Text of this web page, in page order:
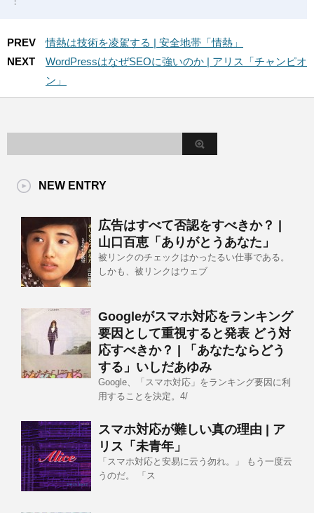
PREV
情熱は技術を凌駕する | 安全地帯「情熱」
NEXT
WordPressはなぜSEOに強いのか | アリス「チャンピオ
ン」
NEW ENTRY
広告はすべて否認をすべきか？ |
山口百恵「ありがとうあなた」
被リンクのチェックはかったるい仕事である。
しかも、被リンクはウェブ
Googleがスマホ対応をランキング
要因として重視すると発表 どう対
応すべきか？ | 「あなたならどう
する」いしだあゆみ
Google、「スマホ対応」をランキング要因に利
用することを決定。4/
スマホ対応が難しい真の理由 | ア
リス「未青年」
「スマホ対応と安易に云う勿れ。」 もう一度云
うのだ。 「ス